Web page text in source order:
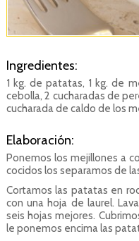
Ingredientes:
1 kg. de patatas, 1 kg. de
cebolla, 2 cucharadas de
cucharada de caldo de los
Elaboración:
Ponemos los mejillones a
cocidos los separamos de
Cortamos las patatas en
con una hoja de laurel.
seis hojas mejores.
le ponemos encima las